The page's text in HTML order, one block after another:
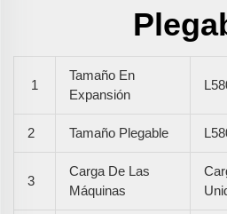
1
Tamaño En
Expansión
2 Tamaño Plegable
3
Carga De Las
Máquinas